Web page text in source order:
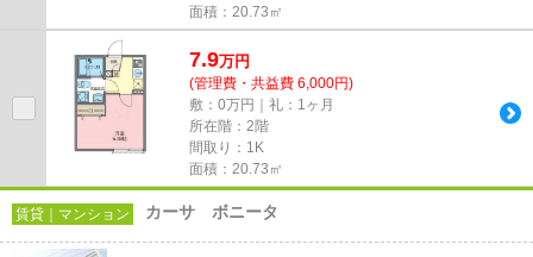
面積：20.73㎡
7.9万円
(管理費・共益費 6,000円)
敷：0万円｜礼：1ヶ月
所在階：2階
間取り：1K
面積：20.73㎡
賃貸｜マンション カーサ ボニータ